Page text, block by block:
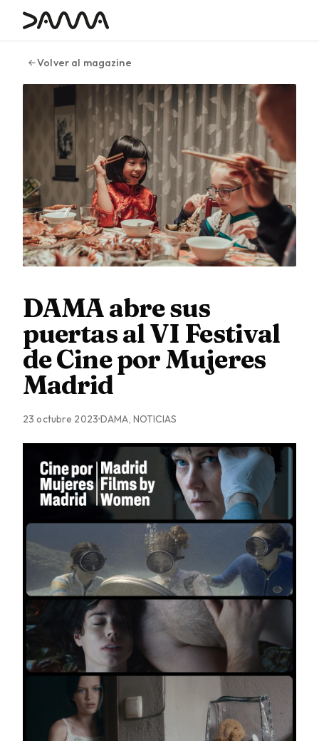
contenido
Volver al magazine
DAMA abre sus
puertas al VI Festival
de Cine por Mujeres
Madrid
23 octubre 2023DAMA, NOTICIAS